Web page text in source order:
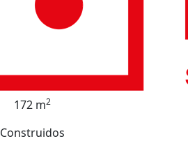
172 m2
Construidos